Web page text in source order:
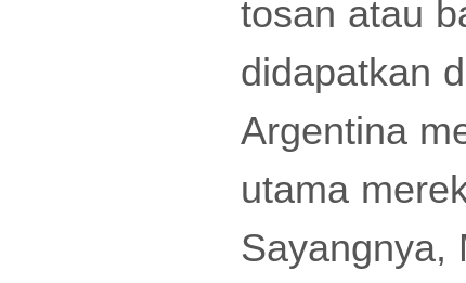
tosan atau
didapatkan
Argentina
utama
Sayangnya,